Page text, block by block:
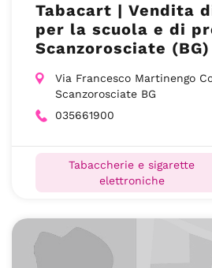
Tabacart | Vendita
per la scuola e di
Scanzorosciate (BG)
Via Francesco Martinengo
Scanzorosciate BG
035661900
Tabaccherie e sigarette
elettroniche